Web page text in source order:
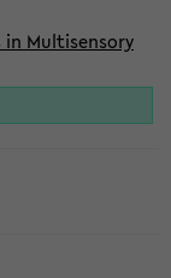
Multisensory